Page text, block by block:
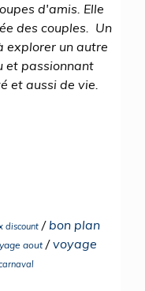
d'amis. Elle
des couples. Un
explorer un autre
et passionnant
et aussi de vie.
discount / bon plan
aout/voyage